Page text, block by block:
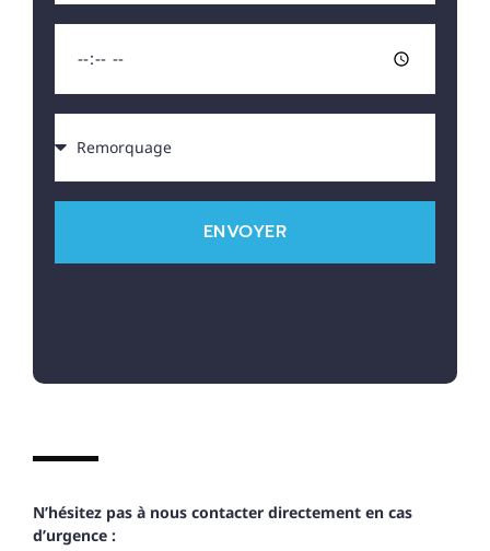
ENVOYER
N’hésitez pas à nous contacter directement en cas
d’urgence :